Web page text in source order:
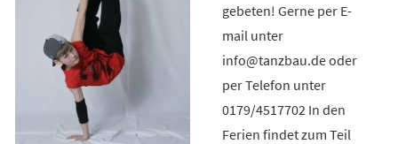
gebeten! Gerne per E-
mail unter
info@tanzbau.de oder
per Telefon unter
0179/4517702 In den
Ferien findet zum Teil